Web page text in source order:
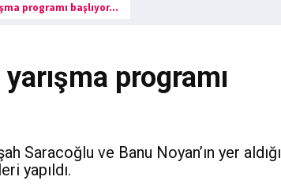
programı başlıyor…
programı
Saracoğlu ve Banu Noyan’ın yer aldığı
yapıldı.